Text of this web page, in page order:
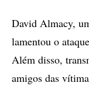
David Almacy,
lamentou o
Além disso,
amigos das